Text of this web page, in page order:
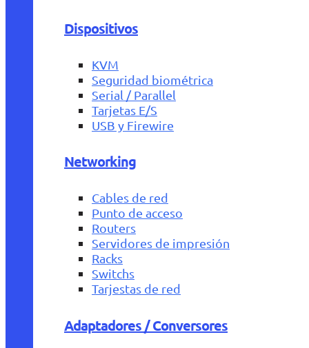
Dispositivos
KVM
Seguridad biométrica
Serial / Parallel
Tarjetas E/S
USB y Firewire
Networking
Cables de red
Punto de acceso
Routers
Servidores de impresión
Racks
Switchs
Tarjestas de red
Adaptadores / Conversores